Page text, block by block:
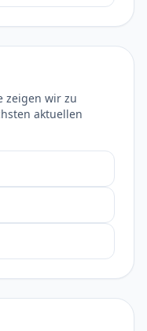
zeigen wir zu
aktuellen